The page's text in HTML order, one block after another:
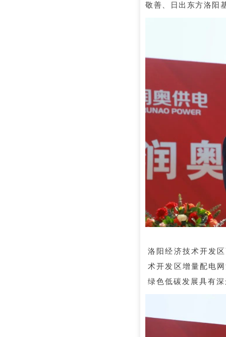
敬善、日出东方洛阳
洛阳经济技术开发
术开发区增量配电
绿色低碳发展具有